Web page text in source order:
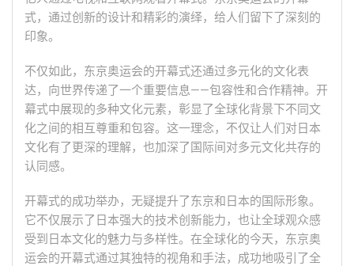
式，通过创新的设计和精彩的演绎，给人们留下了深刻的
印象。
不仅如此，东京奥运会的开幕式还通过多元化的文化表
达，向世界传递了一个重要信息——包容性和合作精神。开
幕式中展现的多种文化元素，彰显了全球化背景下不同文
化之间的相互尊重和包容。这一理念，不仅让人们对日本
文化有了更深的理解，也加深了国际间对多元文化共存的
认同感。
开幕式的成功举办，无疑提升了东京和日本的国际形象。
它不仅展示了日本强大的技术创新能力，也让全球观众感
受到日本文化的魅力与多样性。在全球化的今天，东京奥
运会的开幕式通过其独特的视角和手法，成功地吸引了全